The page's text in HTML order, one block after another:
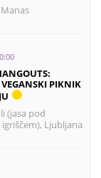
PIKNIK
(jasa pod
Ljubljana